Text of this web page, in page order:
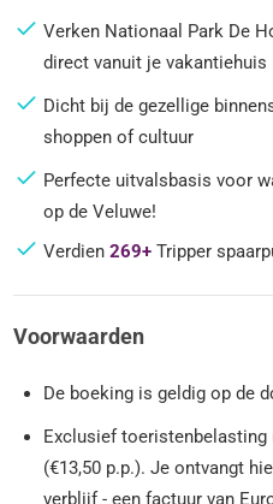
Verken Nationaal Park De
direct vanuit je vakantiehuis
Dicht bij de gezellige
shoppen of cultuur
Perfecte uitvalsbasis voor
op de Veluwe!
Verdien269+ Tripper
Voorwaarden
De boeking is geldig op de
Exclusief toeristenbelasting
(€13,50 p.p.). Je ontvangt
verblijf - een factuur van